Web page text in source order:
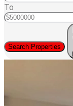
To
Search Properties